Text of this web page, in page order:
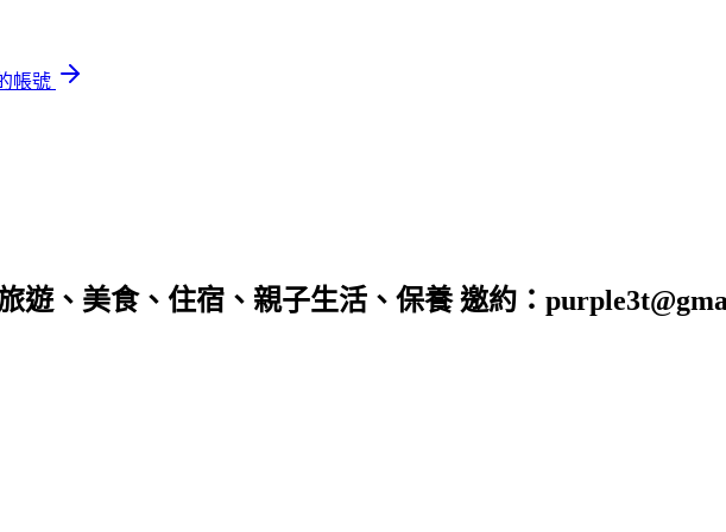
帳號
遊、美食、住宿、親子生活、保養 邀約：